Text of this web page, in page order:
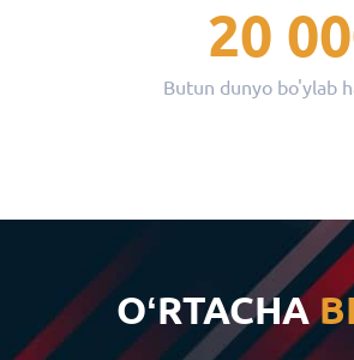
20
Butun dunyo bo'ylab
OʻRTACHA